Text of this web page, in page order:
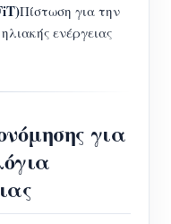
Πίστωση για την
ενέργειας
για